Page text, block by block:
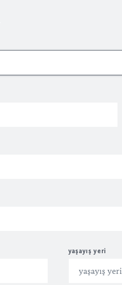
yaşayış yeri